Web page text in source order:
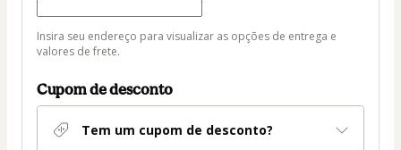
Forma
de
Insira seu endereço para visualizar as opções de entrega e
valores de frete.
Cupom de desconto
Tem um cupom de desconto?